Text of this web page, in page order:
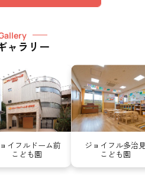
ャラリー
イフルドーム前
こども園
ジョイフル多治
こども園